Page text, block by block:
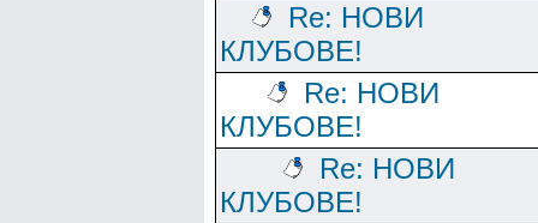
Re: НОВИ
КЛУБОВЕ!
Re: НОВИ
КЛУБОВЕ!
Re: НОВИ
КЛУБОВЕ!